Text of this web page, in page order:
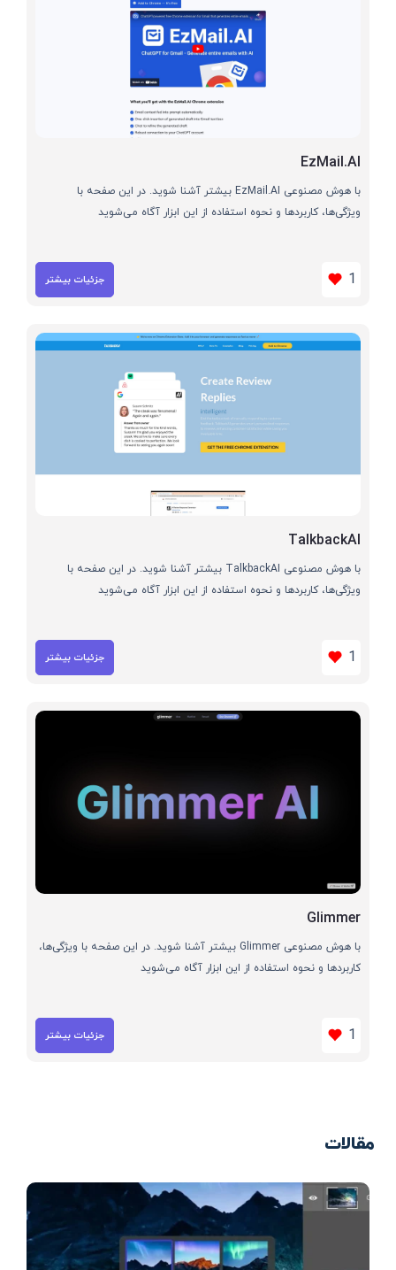
EzMail.AI
با هوش مصنوعی EzMail.AI بیشتر آشنا شوید. در این صفحه با
ویژگی‌ها، کاربردها و نحوه استفاده از این ابزار آگاه می‌شوید
1 جزئیات بیشتر
TalkbackAI
با هوش مصنوعی TalkbackAI بیشتر آشنا شوید. در این صفحه با
ویژگی‌ها، کاربردها و نحوه استفاده از این ابزار آگاه می‌شوید
1 جزئیات بیشتر
Glimmer
با هوش مصنوعی Glimmer بیشتر آشنا شوید. در این صفحه با ویژگی‌ها،
کاربردها و نحوه استفاده از این ابزار آگاه می‌شوید
1 جزئیات بیشتر
مقالات